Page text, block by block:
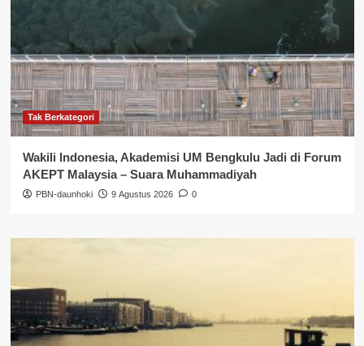
Tak Berkategori
Wakili Indonesia, Akademisi UM Bengkulu Jadi di Forum
AKEPT Malaysia – Suara Muhammadiyah
PBN-daunhoki 9 Agustus 2026 0